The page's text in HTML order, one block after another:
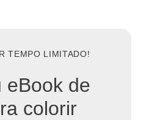
TEMPO LIMITADO!
eBook de
colorir